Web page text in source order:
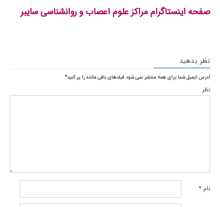
صفحه اینستاگرام مراکز علوم اعصاب و روانشناسی سایبر
نظر بدهید
آدرس ایمیل شما برای همه منتشر نمی شود فیلدهای باقی مانده را پر کنید*
نظر
نام *